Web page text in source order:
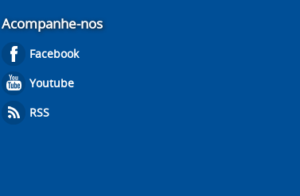
Acompanhe-nos
Facebook
Youtube
RSS